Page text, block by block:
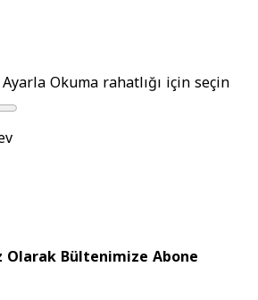
Okuma rahatlığı için seçin
Bültenimize Abone